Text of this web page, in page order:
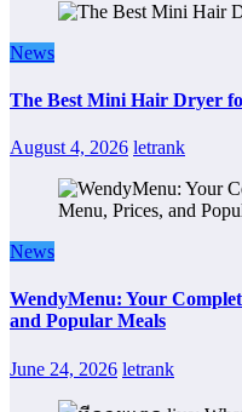
News
The Best Mini Hair Dryer
August 4, 2026 letrank
News
WendyMenu: Your
and Popular Meals
June 24, 2026 letrank